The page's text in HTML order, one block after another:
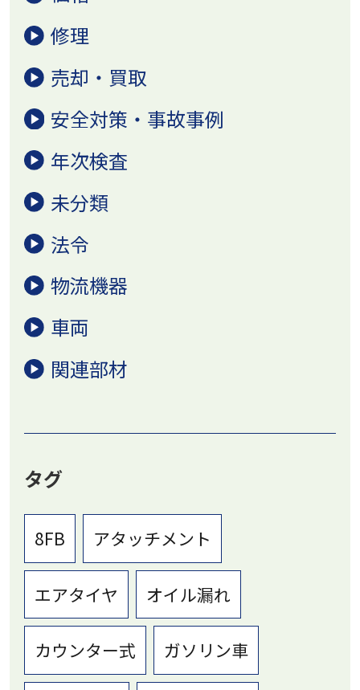
修理
売却・買取
安全対策・事故事例
年次検査
未分類
法令
物流機器
車両
関連部材
タグ
8FB アタッチメント
エアタイヤ オイル漏れ
カウンター式 ガソリン車